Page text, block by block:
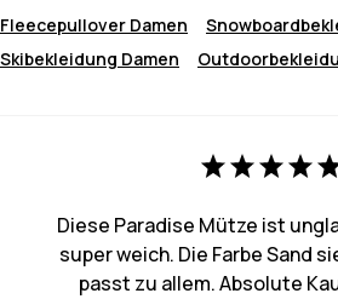
Fleecepullover Damen
Skibekleidung Damen
Diese Paradise Mütze ist
super weich. Die Farbe Sand
passt zu allem. Absolute